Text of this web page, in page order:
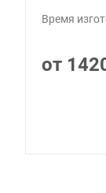
Время
от